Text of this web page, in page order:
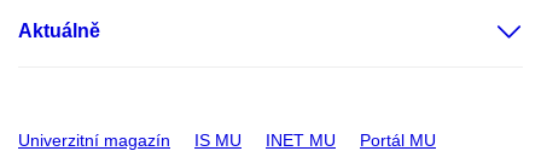
Aktuálně
Univerzitní magazín IS MU INET MU Portál MU